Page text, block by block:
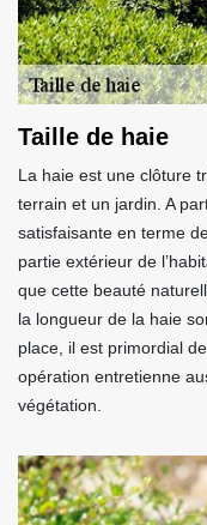
Taille de haie
La haie est une clôture
terrain et un jardin. A
satisfaisante en terme
partie extérieur de
que cette beauté
la longueur de la haie
place, il est primordial
opération entretienne
végétation.